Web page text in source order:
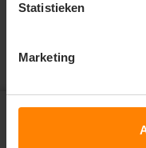
Statistieken
Marketing
store
Abonneer